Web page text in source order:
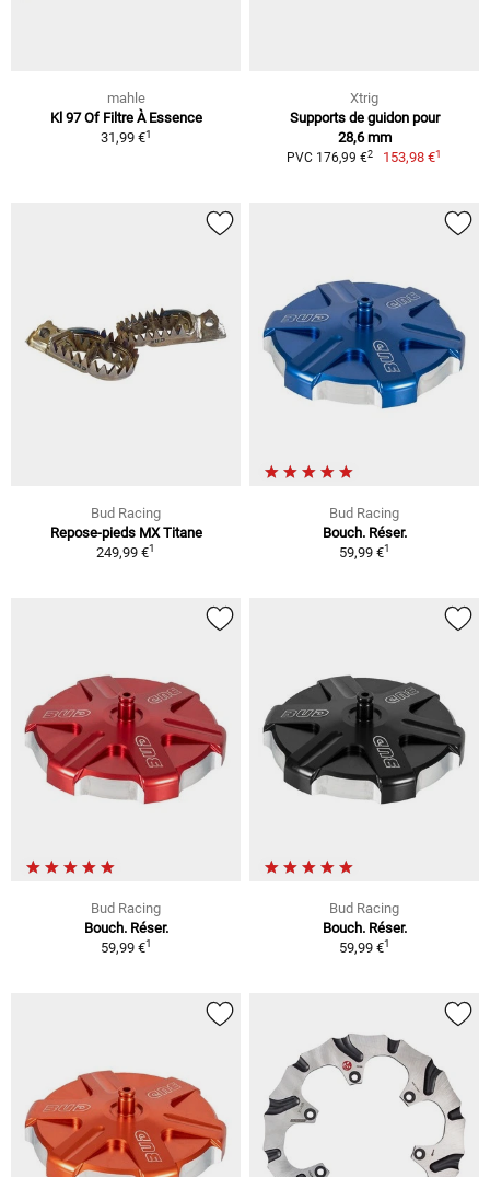
mahle
Kl 97 Of Filtre À Essence
31,99 €1
Xtrig
Supports de guidon pour
28,6 mm
PVC 176,99 €2 153,98 €1
Bud Racing
Repose-pieds MX Titane
249,99 €1
Bud Racing
Bouch. Réser.
59,99 €1
Bud Racing
Bouch. Réser.
59,99 €1
Bud Racing
Bouch. Réser.
59,99 €1